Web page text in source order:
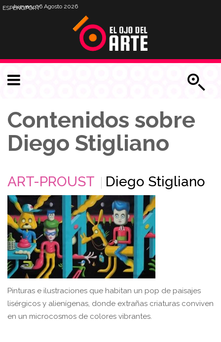
Jueves, 06 Agosto 2026
ESPENGPORT
Contenidos sobre
Diego Stigliano
ART-PROUST Diego Stigliano
Pinturas e ilustraciones que habitan un pop de paisajes
lisérgicos y alienígenas, donde extrañas criaturas conviven
en un microcosmos de colores vibrantes.